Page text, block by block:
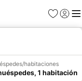
Favoritos
Iniciar
habitaciones
1 habitación